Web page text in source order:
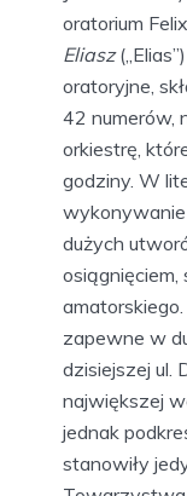
oratorium
Eliasz
oratoryjne,
42 numerów,
orkiestrę,
godziny. W
dużych
osiągnięciem,
zapewne w
dzisiejszej ul.
największej
jednak
stanowiły